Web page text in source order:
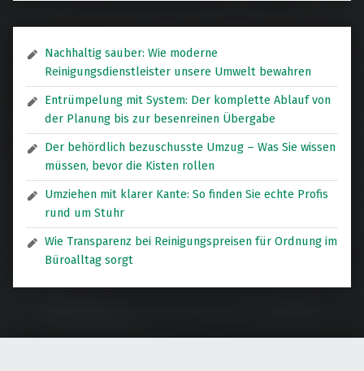
Nachhaltig sauber: Wie moderne
Reinigungsdienstleister unsere Umwelt bewahren
Entrümpelung mit System: Der komplette Ablauf von
der Planung bis zur besenreinen Übergabe
Der behördlich bezuschusste Umzug – Was Sie wissen
müssen, bevor die Kisten rollen
Umziehen mit klarer Kante: So finden Sie echte Profis
rund um Stuhr
Wie Transparenz bei Reinigungspreisen für Ordnung im
Büroalltag sorgt